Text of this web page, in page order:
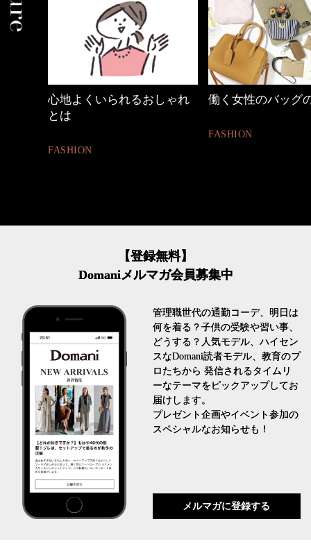
働く女性のバッグの中身 40代の小顔メイク
BEAUTY
【登録無料】
Domaniメルマガ会員募集中
管理職世代の通勤コーデ、明日は
何を着る？子供の受験や習い事、
どうする？人気モデル、ハイセン
スなDomani読者モデル、教育のプ
ロたちから 発信されるタイムリ
ーなテーマをピックアップしてお
届けします。
プレゼント企画やイベント参加の
スペシャルなお知らせも！
メルマガに登録する